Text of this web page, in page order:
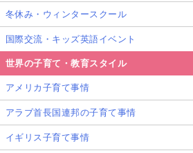
にきちんと犬にもワクチンを接種
きているようです。
もし日本で予防接種ができなくて
ますのでご安心を。
今回は、これなら子連れ上海も安
冬休み・ウィンタースクール
国際交流・キッズ英語イベント
世界の子育て・教育スタイル
アメリカ子育て事情
アラブ首長国連邦の子育て事情
イギリス子育て事情